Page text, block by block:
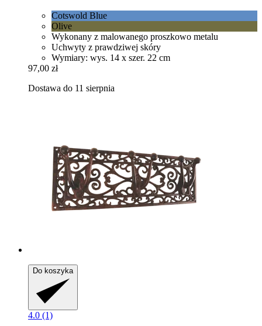
Cotswold Blue
Olive
Wykonany z malowanego proszkowo metalu
Uchwyty z prawdziwej skóry
Wymiary: wys. 14 x szer. 22 cm
97,00 zł
Dostawa do 11 sierpnia
Do koszyka
4.0 (1)